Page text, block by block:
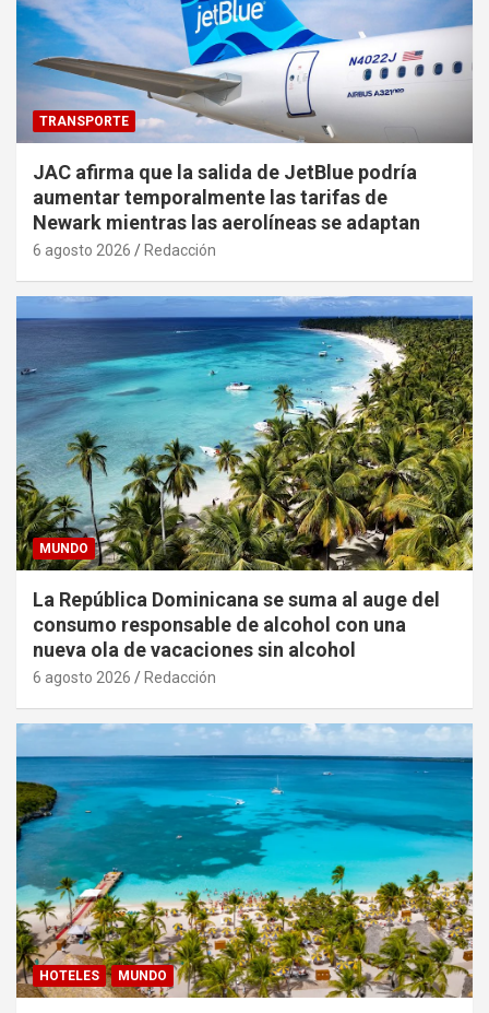
TRANSPORTE
JAC afirma que la salida de JetBlue podría
aumentar temporalmente las tarifas de
Newark mientras las aerolíneas se adaptan
6 agosto 2026 Redacción
MUNDO
La República Dominicana se suma al auge del
consumo responsable de alcohol con una
nueva ola de vacaciones sin alcohol
6 agosto 2026 Redacción
HOTELES MUNDO